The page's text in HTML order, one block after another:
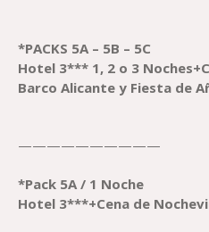
*PACKS 5A – 5B – 5C
Hotel 3*** 1, 2 o 3 Noches+
Barco Alicante y Fiesta de
——————————
*Pack 5A / 1 Noche
Hotel 3***+Cena de